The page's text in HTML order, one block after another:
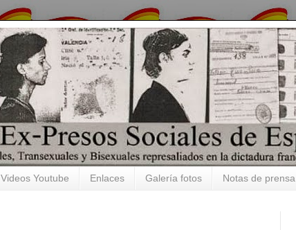
Videos Youtube Enlaces Galería fotos Notas de prensa